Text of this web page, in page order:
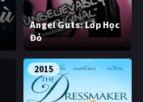
Angel Guts: Lớp Học
Đỏ
2015